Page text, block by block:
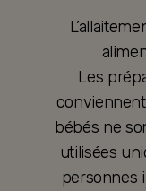
Les
bébés ne
utilisées
personnes